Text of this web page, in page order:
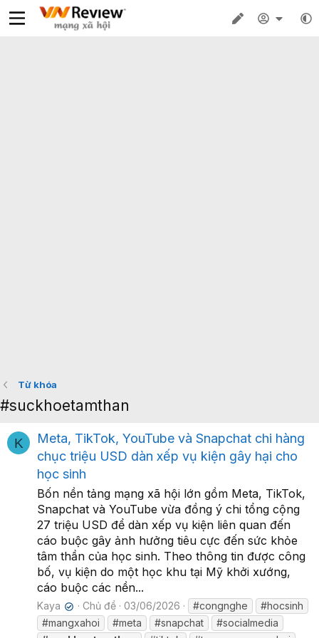
Từ khóa
#suckhoetamthan
K
Meta, TikTok, YouTube và Snapchat chi hàng
chục triệu USD dàn xếp vụ kiện gây hại cho
học sinh
Bốn nền tảng mạng xã hội lớn gồm Meta, TikTok,
Snapchat và YouTube vừa đồng ý chi tổng cộng
27 triệu USD để dàn xếp vụ kiện liên quan đến
cáo buộc gây ảnh hưởng tiêu cực đến sức khỏe
tâm thần của học sinh. Theo thông tin được công
bố, vụ kiện do một học khu tại Mỹ khởi xướng,
cáo buộc các nền...
Kaya ✔ Chủ đề 03/06/2026 #congnghe
#hocsinh
#mangxahoi
#meta #snapchat
#socialmedia